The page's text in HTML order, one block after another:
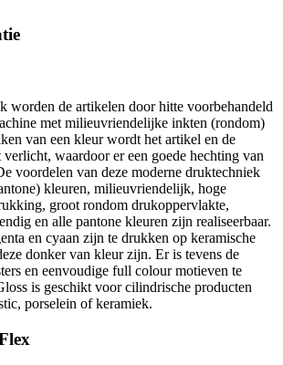
worden de artikelen door hitte voorbehandeld
met milieuvriendelijke inkten (rondom)
van een kleur wordt het artikel en de
waardoor er een goede hechting van
voordelen van deze moderne druktechniek
kleuren, milieuvriendelijk, hoge
groot rondom drukoppervlakte,
en alle pantone kleuren zijn realiseerbaar.
en cyaan zijn te drukken op keramische
donker van kleur zijn. Er is tevens de
en eenvoudige full colour motieven te
is geschikt voor cilindrische producten
porselein of keramiek.